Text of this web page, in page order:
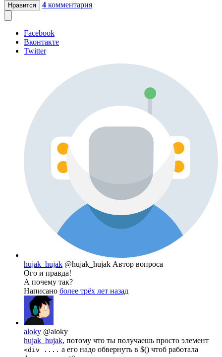
Нравится 4 комментария
Facebook
Вконтакте
Twitter
hujak_hujak @hujak_hujak Автор вопроса
Ого и правда!
А почему так?
Написано более трёх лет назад
aloky @aloky
hujak_hujak, потому что ты получаешь просто элемент
<div .... а его надо обвернуть в $() чтоб работала